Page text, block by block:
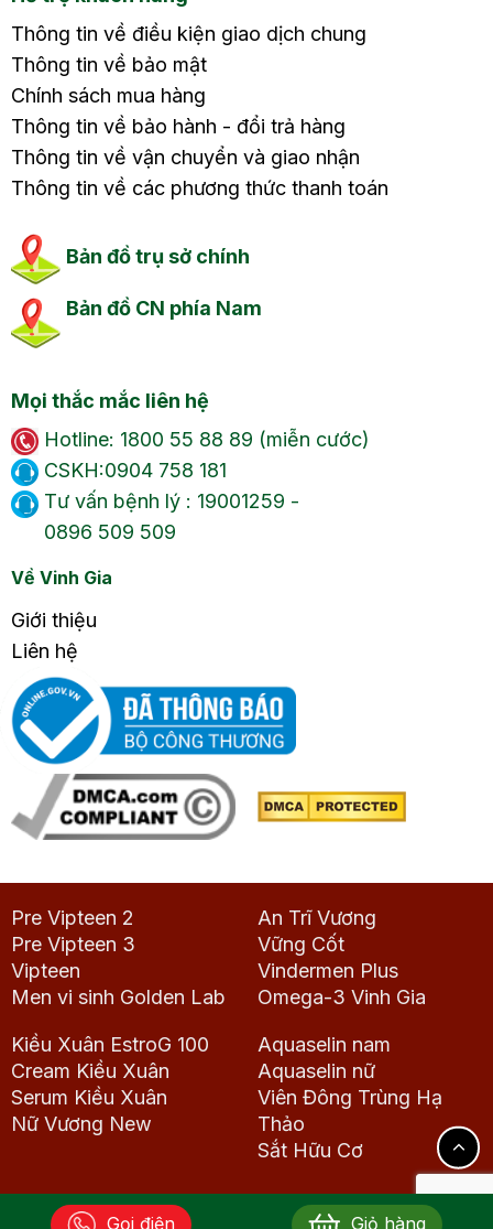
Thông tin về điều kiện giao dịch chung
Thông tin về bảo mật
Chính sách mua hàng
Thông tin về bảo hành - đổi trả hàng
Thông tin về vận chuyển và giao nhận
Thông tin về các phương thức thanh toán
Bản đồ trụ sở chính
Bản đồ CN phía Nam
Mọi thắc mắc liên hệ
Hotline: 1800 55 88 89 (miễn cước)
CSKH:0904 758 181
Tư vấn bệnh lý : 19001259 -
0896 509 509
Về Vinh Gia
Giới thiệu
Liên hệ
Pre Vipteen 2
Pre Vipteen 3
Vipteen
Men vi sinh Golden Lab
An Trĩ Vương
Vững Cốt
Vindermen Plus
Omega-3 Vinh Gia
Kiều Xuân EstroG 100
Cream Kiều Xuân
Serum Kiều Xuân
Nữ Vương New
Aquaselin nam
Aquaselin nữ
Viên Đông Trùng Hạ
Thảo
Sắt Hữu Cơ
Gọi điện Giỏ hàng